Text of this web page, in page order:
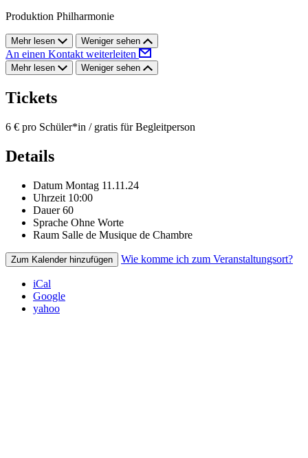
Produktion Philharmonie
Mehr lesen Weniger sehen
An einen Kontakt weiterleiten
Mehr lesen Weniger sehen
Tickets
6 € pro Schüler*in / gratis für Begleitperson
Details
Datum Montag 11.11.24
Uhrzeit 10:00
Dauer 60
Sprache Ohne Worte
Raum Salle de Musique de Chambre
Zum Kalender hinzufügen Wie komme ich zum Veranstaltungsort?
iCal
Google
yahoo